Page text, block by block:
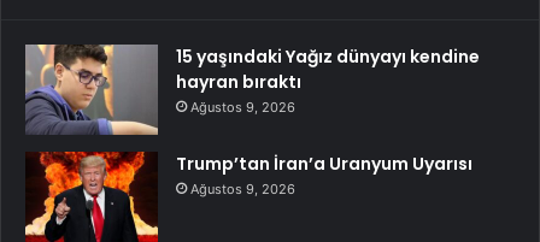
15 yaşındaki Yağız dünyayı kendine
hayran bıraktı
Ağustos 9, 2026
Trump’tan İran’a Uranyum Uyarısı
Ağustos 9, 2026